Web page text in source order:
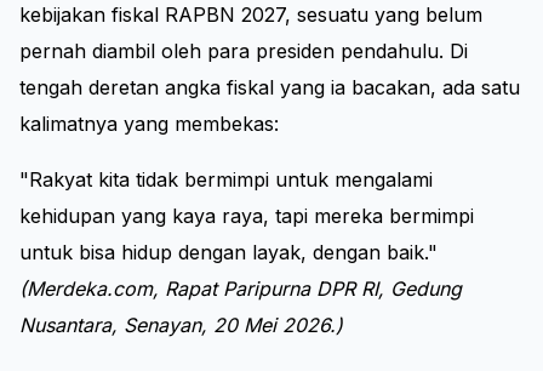
kebijakan fiskal RAPBN 2027, sesuatu yang belum
pernah diambil oleh para presiden pendahulu. Di
tengah deretan angka fiskal yang ia bacakan, ada satu
kalimatnya yang membekas:
"Rakyat kita tidak bermimpi untuk mengalami
kehidupan yang kaya raya, tapi mereka bermimpi
untuk bisa hidup dengan layak, dengan baik."
(Merdeka.com, Rapat Paripurna DPR RI, Gedung
Nusantara, Senayan, 20 Mei 2026.)